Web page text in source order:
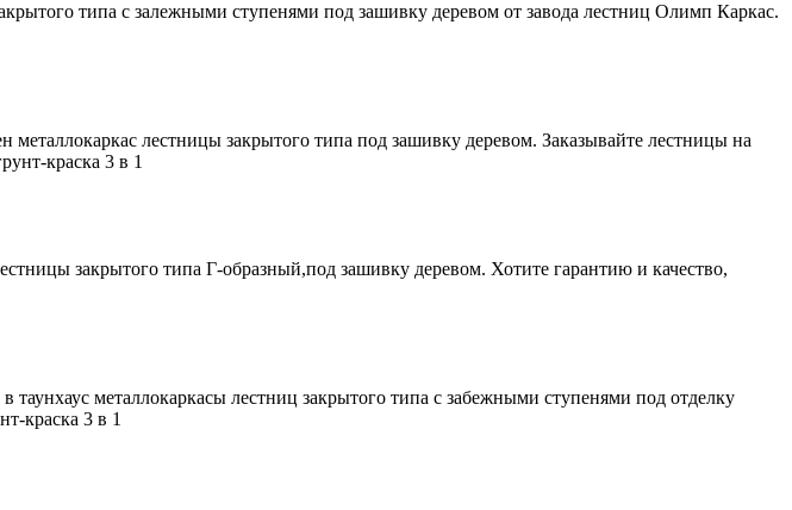
типа с залежными ступенями под зашивку деревом от завода лестниц Олимп Каркас.
лестницы закрытого типа под зашивку деревом. Заказывайте лестницы на
краска 3 в 1
закрытого типа Г-образный,под зашивку деревом. Хотите гарантию и качество,
металлокаркасы лестниц закрытого типа с забежными ступенями под отделку
краска 3 в 1